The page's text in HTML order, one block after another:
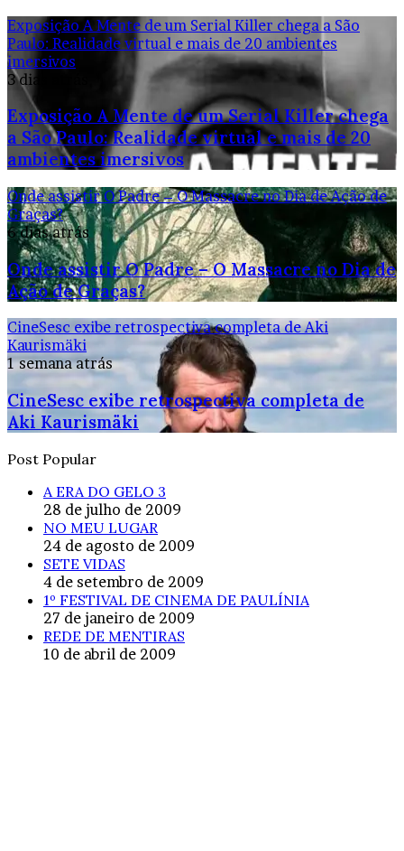
Exposição A Mente de um Serial Killer chega a São
Paulo: Realidade virtual e mais de 20 ambientes
imersivos
3 dias atrás
Exposição A Mente de um Serial Killer chega
a São Paulo: Realidade virtual e mais de 20
ambientes imersivos
Onde assistir O Padre – O Massacre no Dia de Ação de
Graças?
6 dias atrás
Onde assistir O Padre – O Massacre no Dia de
Ação de Graças?
CineSesc exibe retrospectiva completa de Aki
Kaurismäki
1 semana atrás
CineSesc exibe retrospectiva completa de
Aki Kaurismäki
Post Popular
A ERA DO GELO 3
28 de julho de 2009
NO MEU LUGAR
24 de agosto de 2009
SETE VIDAS
4 de setembro de 2009
1º FESTIVAL DE CINEMA DE PAULÍNIA
27 de janeiro de 2009
REDE DE MENTIRAS
10 de abril de 2009